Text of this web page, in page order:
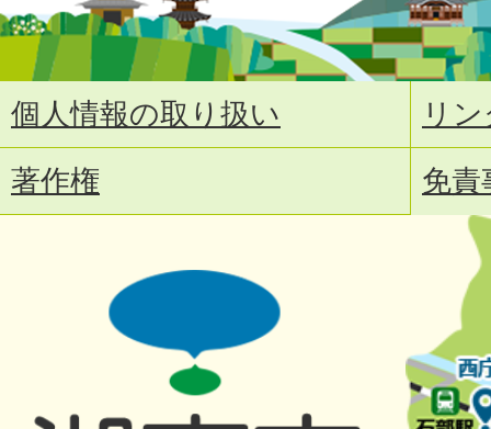
個人情報の取り扱い
リ
著作権
免責